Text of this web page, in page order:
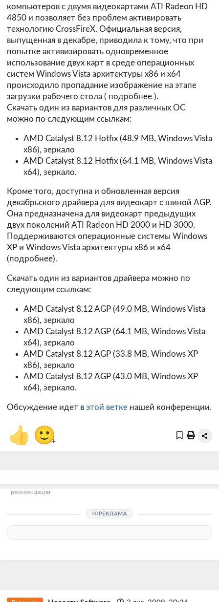
компьютеров с двумя видеокартами ATI Radeon HD
4850 и позволяет без проблем активировать
технологию CrossFireX. Официальная версия,
выпущенная в декабре, приводила к тому, что при
попытке активизировать одновременное
использование двух карт в среде операционных
систем Windows Vista архитектуры х86 и х64
происходило пропадание изображение на этапе
загрузки рабочего стола ( подробнее ).
Скачать один из вариантов для различных ОС
можно по следующим ссылкам:
AMD Catalyst 8.12 Hotfix(48.9 MB, Windows Vista
x86), зеркало
AMD Catalyst 8.12 Hotfix(64.1 MB, Windows Vista
x64), зеркало.
Кроме того, доступна и обновленная версия
декабрьского драйвера для видеокарт с шиной AGP.
Она предназначена для видеокарт предыдущих
двух поколений ATI Radeon HD 2000 и HD 3000.
Поддерживаются операционные системы Windows
XP и Windows Vista архитектуры х86 и х64
(подробнее).
Скачать один из вариантов драйвера можно по
следующим ссылкам:
AMD Catalyst 8.12 AGP(49.0 MB, Windows Vista
x86), зеркало
AMD Catalyst 8.12 AGP(64.1 MB, Windows Vista
x64), зеркало
AMD Catalyst 8.12 AGP(33.8 MB, Windows XP
x86), зеркало
AMD Catalyst 8.12 AGP(43.0 MB, Windows XP
x64), зеркало.
Обсуждение идет в этой ветке нашей конференции.
👍 🙂+
рекомендации
РЕКЛАМА